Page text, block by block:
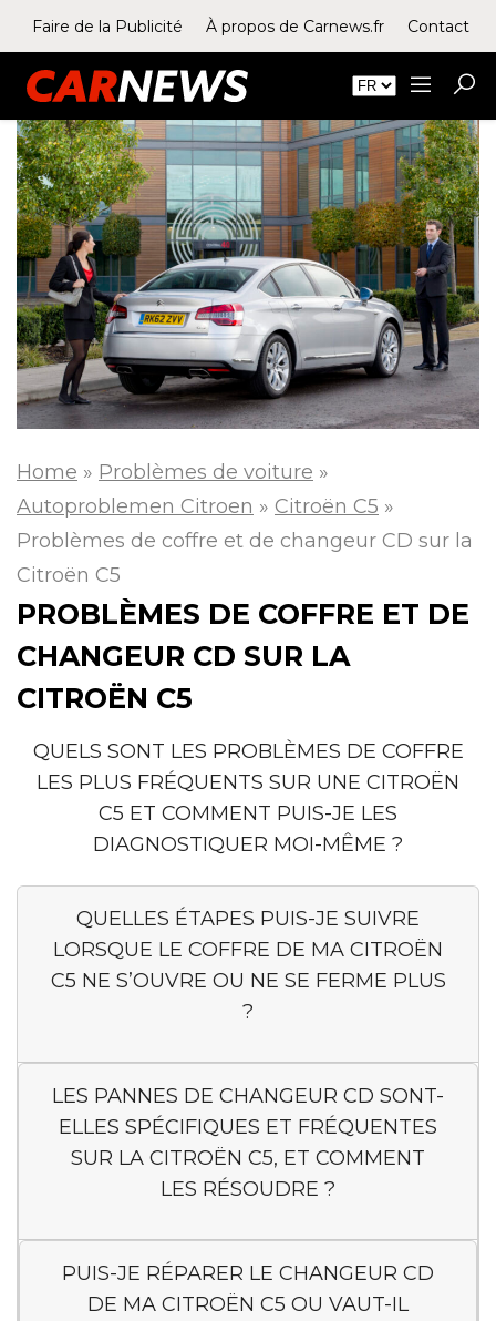
Faire de la Publicité À propos de Carnews.fr Contact
Home » Problèmes de voiture »
Autoproblemen Citroen » Citroën C5 »
Problèmes de coffre et de changeur CD sur la
Citroën C5
PROBLÈMES DE COFFRE ET DE
CHANGEUR CD SUR LA
CITROËN C5
QUELS SONT LES PROBLÈMES DE COFFRE
LES PLUS FRÉQUENTS SUR UNE CITROËN
C5 ET COMMENT PUIS-JE LES
DIAGNOSTIQUER MOI-MÊME ?
QUELLES ÉTAPES PUIS-JE SUIVRE
LORSQUE LE COFFRE DE MA CITROËN
C5 NE S’OUVRE OU NE SE FERME PLUS
?
LES PANNES DE CHANGEUR CD SONT-
ELLES SPÉCIFIQUES ET FRÉQUENTES
SUR LA CITROËN C5, ET COMMENT
LES RÉSOUDRE ?
PUIS-JE RÉPARER LE CHANGEUR CD
DE MA CITROËN C5 OU VAUT-IL